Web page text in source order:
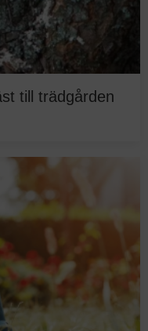
till trädgården